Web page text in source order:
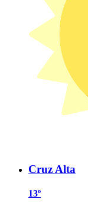
Cruz Alta
13º